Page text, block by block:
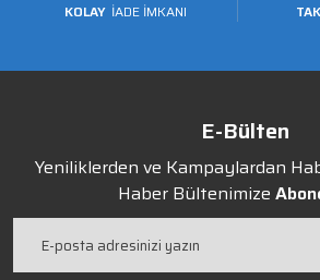
KOLAY İADE İMKANI
E-Bülten
Yeniliklerden ve Kampaylardan
Haber Bültenimize